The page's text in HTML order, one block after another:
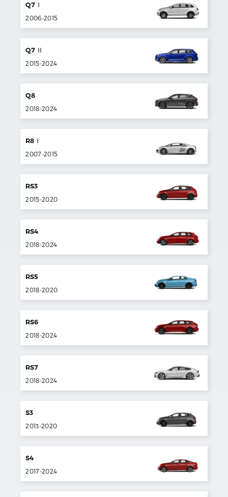
Q7 I
2006-2015
Q7 II
2015-2024
Q8
2018-2024
R8 I
2007-2015
RS3
2015-2020
RS4
2018-2024
RS5
2018-2020
RS6
2018-2024
RS7
2018-2024
S3
2013-2020
S4
2017-2024